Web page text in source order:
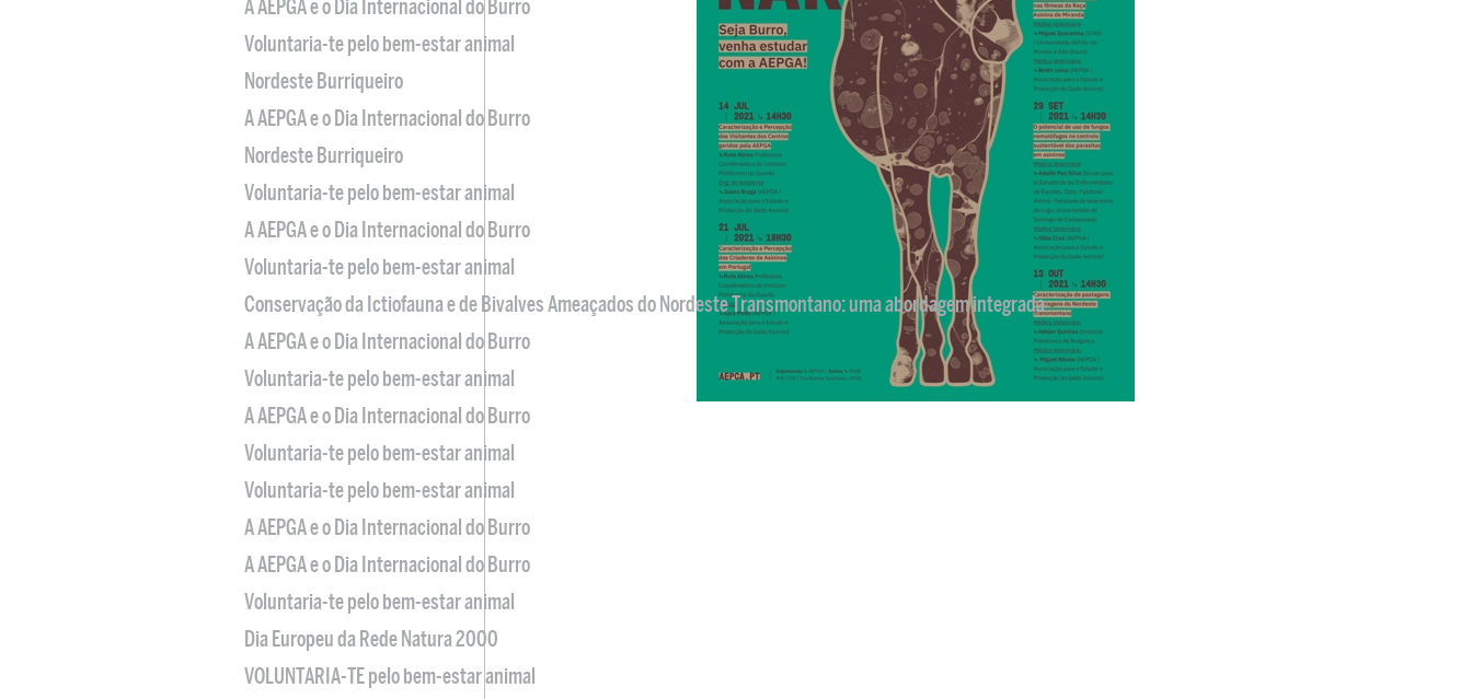
A AEPGA e o Dia Internacional do Burro
Voluntaria-te pelo bem-estar animal
Nordeste Burriqueiro
A AEPGA e o Dia Internacional do Burro
Nordeste Burriqueiro
Voluntaria-te pelo bem-estar animal
A AEPGA e o Dia Internacional do Burro
Voluntaria-te pelo bem-estar animal
Conservação da Ictiofauna e de Bivalves Ameaçados do Nordeste Transmontano: uma abordagem integrada
A AEPGA e o Dia Internacional do Burro
Voluntaria-te pelo bem-estar animal
A AEPGA e o Dia Internacional do Burro
Voluntaria-te pelo bem-estar animal
Voluntaria-te pelo bem-estar animal
A AEPGA e o Dia Internacional do Burro
A AEPGA e o Dia Internacional do Burro
Voluntaria-te pelo bem-estar animal
Dia Europeu da Rede Natura 2000
VOLUNTARIA-TE pelo bem-estar animal